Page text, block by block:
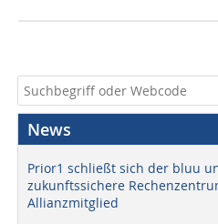
News
Prior1 schließt sich der bluu
zukunftssichere
Allianzmitglied